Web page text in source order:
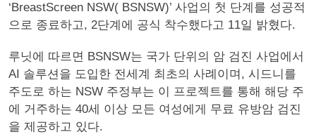
‘BreastScreen NSW( BSNSW)’ 사업의 첫 단계를 성공적
으로 종료하고, 2단계에 공식 착수했다고 11일 밝혔다.
루닛에 따르면 BSNSW는 국가 단위의 암 검진 사업에서
AI 솔루션을 도입한 전세계 최초의 사례이며, 시드니를
주도로 하는 NSW 주정부는 이 프로젝트를 통해 해당 주
에 거주하는 40세 이상 모든 여성에게 무료 유방암 검진
을 제공하고 있다.